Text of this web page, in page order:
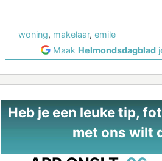
woning, makelaar, emile
Maak Helmondsdagblad
Heb je een leuke tip,
met ons wilt